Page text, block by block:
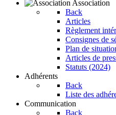
Association
Back
Articles
Règlement
Consignes de
Plan de
Articles de
Statuts (2024)
Adhérents
Back
Liste des
Communication
Back